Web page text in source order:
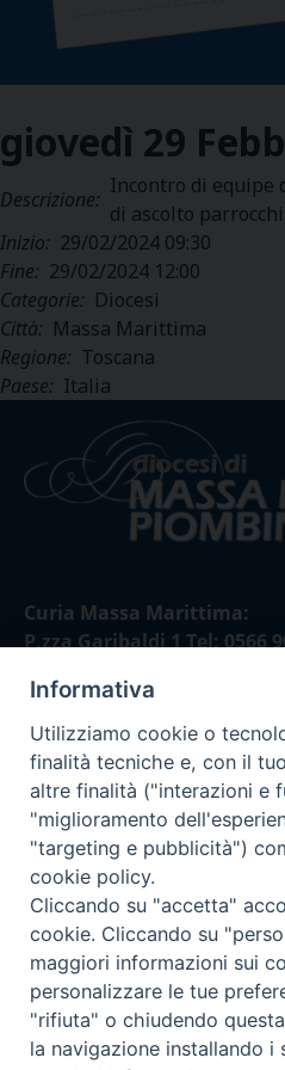
giovedì 29
Descrizione:
Incontro di equipe
di ascolto
Inizio: 29/02/2024 09:30
Fine: 29/02/2024 12:00
Categorie: Diocesi
Città: Massa Marittima
Regione: Toscana
Paese: Italia
Curia Massa Marittima:
P.zza Garibaldi 1 Tel: 0566
Curia Piombino:
Via Don Minzoni,58/A Tel e
E-mail:
Privacy policy - trasparenza
Informativa
Utilizziamo cookie o
finalità tecniche e, con il
altre finalità ("interazioni e
"miglioramento
"targeting e pubblicità")
cookie policy.
Cliccando su "accetta"
cookie. Cliccando su
maggiori informazioni sui
personalizzare le tue
"rifiuta" o chiudendo
la navigazione installando i